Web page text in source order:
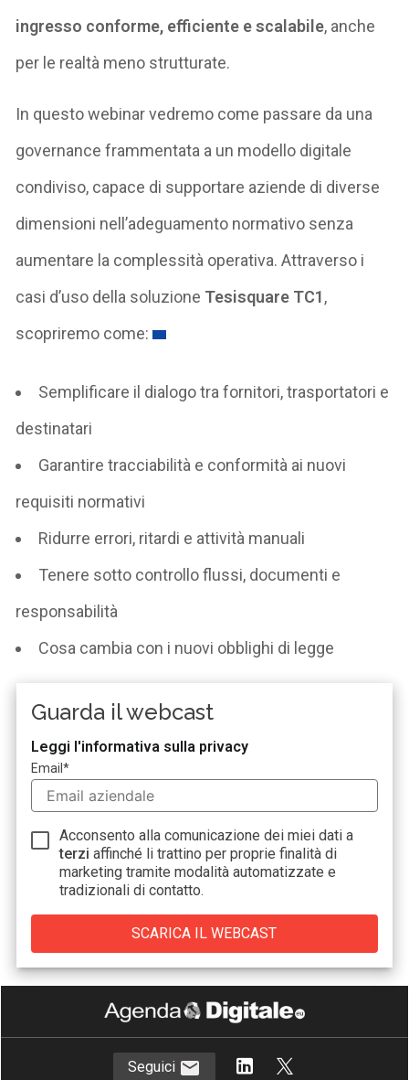
ingresso conforme, efficiente e scalabile, anche
per le realtà meno strutturate.
In questo webinar vedremo come passare da una
governance frammentata a un modello digitale
condiviso, capace di supportare aziende di diverse
dimensioni nell’adeguamento normativo senza
aumentare la complessità operativa. Attraverso i
casi d’uso della soluzione Tesisquare TC1,
scopriremo come:
Semplificare il dialogo tra fornitori, trasportatori e
destinatari
Garantire tracciabilità e conformità ai nuovi
requisiti normativi
Ridurre errori, ritardi e attività manuali
Tenere sotto controllo flussi, documenti e
responsabilità
Cosa cambia con i nuovi obblighi di legge
Guarda il webcast
Leggi l'informativa sulla privacy
Email*
Acconsento alla comunicazione dei miei dati a
terzi affinché li trattino per proprie finalità di
marketing tramite modalità automatizzate e
tradizionali di contatto.
Seguici